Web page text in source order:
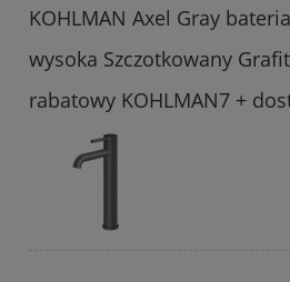
KOHLMAN Axel Gray
wysoka Szczotkowany
rabatowy KOHLMAN7 +